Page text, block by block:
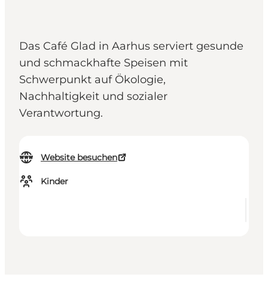
Das Café Glad in Aarhus serviert gesunde
und schmackhafte Speisen mit
Schwerpunkt auf Ökologie,
Nachhaltigkeit und sozialer
Verantwortung.
Website besuchen
Kinder